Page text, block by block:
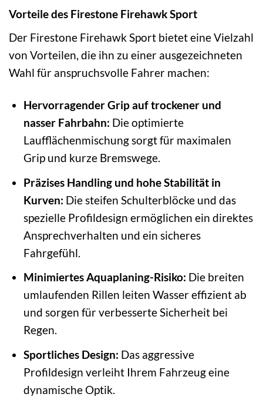
Vorteile des Firestone Firehawk Sport
Der Firestone Firehawk Sport bietet eine Vielzahl
von Vorteilen, die ihn zu einer ausgezeichneten
Wahl für anspruchsvolle Fahrer machen:
Hervorragender Grip auf trockener und
nasser Fahrbahn: Die optimierte
Laufflächenmischung sorgt für maximalen
Grip und kurze Bremswege.
Präzises Handling und hohe Stabilität in
Kurven: Die steifen Schulterblöcke und das
spezielle Profildesign ermöglichen ein direktes
Ansprechverhalten und ein sicheres
Fahrgefühl.
Minimiertes Aquaplaning-Risiko: Die breiten
umlaufenden Rillen leiten Wasser effizient ab
und sorgen für verbesserte Sicherheit bei
Regen.
Sportliches Design: Das aggressive
Profildesign verleiht Ihrem Fahrzeug eine
dynamische Optik.